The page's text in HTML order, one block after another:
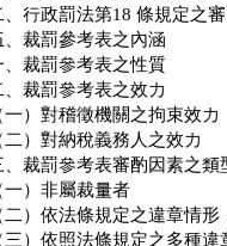
、行政罰法第18 條規定之
、裁罰參考表之內涵
、裁罰參考表之性質
、裁罰參考表之效力
一）對稽徵機關之拘束效力
二）對納稅義務人之效力
、裁罰參考表審酌因素之類
一）非屬裁量者
二）依法條規定之違章情
三）依照法條規定之多種